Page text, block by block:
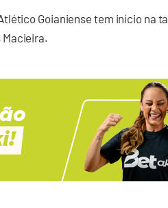
Goianiense tem início na
Macieira.